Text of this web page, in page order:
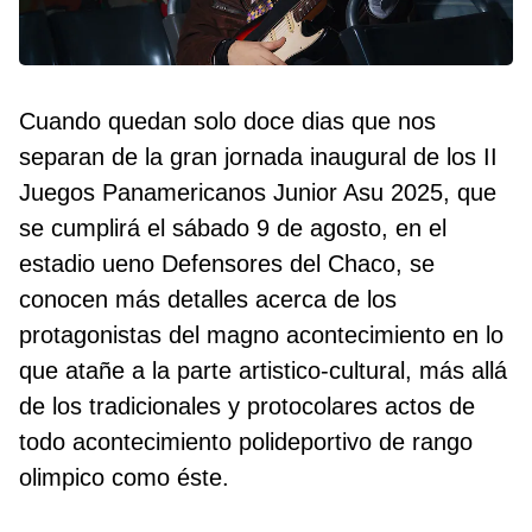
Cuando quedan solo doce dias que nos
separan de la gran jornada inaugural de los II
Juegos Panamericanos Junior Asu 2025, que
se cumplirá el sábado 9 de agosto, en el
estadio ueno Defensores del Chaco, se
conocen más detalles acerca de los
protagonistas del magno acontecimiento en lo
que atañe a la parte artistico-cultural, más allá
de los tradicionales y protocolares actos de
todo acontecimiento polideportivo de rango
olimpico como éste.